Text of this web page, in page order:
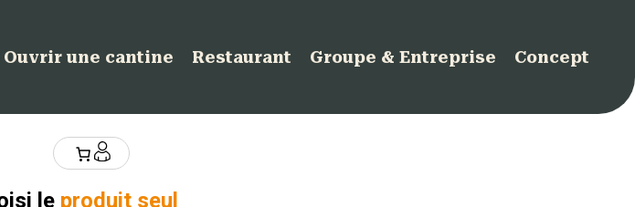
Ouvrir une cantine Restaurant Groupe & Entreprise Concept
le produit seul